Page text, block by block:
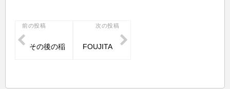
投
稿
前の投稿
その後の稲
次の投稿
FOUJITA